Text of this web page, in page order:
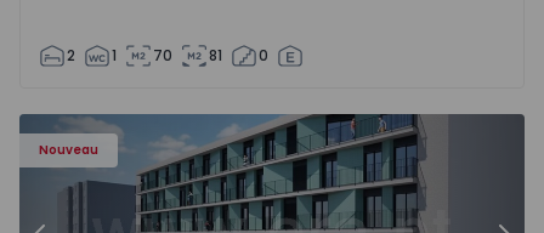
2 1 70 81 0
Nouveau
Appartement T1 Porto, Paranhos - 1575706 - 8